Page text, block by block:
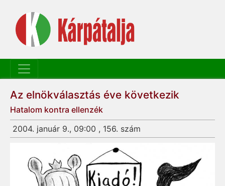
Az elnökválasztás éve következik
Hatalom kontra ellenzék
2004. január 9., 09:00 , 156. szám